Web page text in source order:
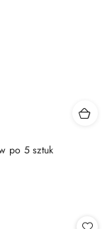
po 5 sztuk